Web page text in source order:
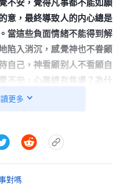
不安，覺得凡事都不能如願
意，最終導致人的内心總是
當這些負面情緒不能得到解
陷入消沉，感覺神也不眷顧
自己，神看顧别人不看顧自
不安，心裏總有焦慮？為什
麽好事總也輪不到自己？哪
的網羅中的時候，你的情緒
别地敏感；當你特别敏感的
更多
對嗎